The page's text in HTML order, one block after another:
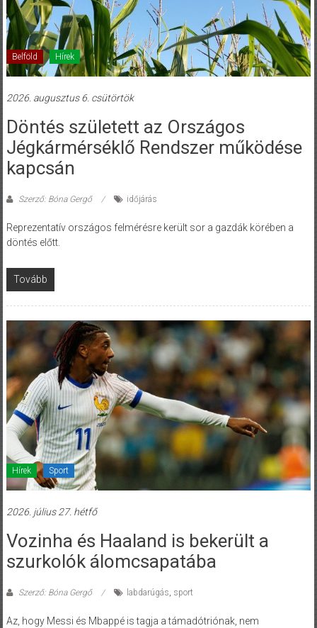
Belföld Hírek
2026. augusztus 6. csütörtök
Döntés született az Országos
Jégkármérséklő Rendszer működése
kapcsán
Szerző: Bóna Gergő időjárás
Reprezentatív országos felmérésre került sor a gazdák körében a
döntés előtt.
Tovább
Hírek Sport
2026. július 27. hétfő
Vozinha és Haaland is bekerült a
szurkolók álomcsapatába
Szerző: Bóna Gergő labdarúgás, sport
Az, hogy Messi és Mbappé is tagja a támadótriónak, nem